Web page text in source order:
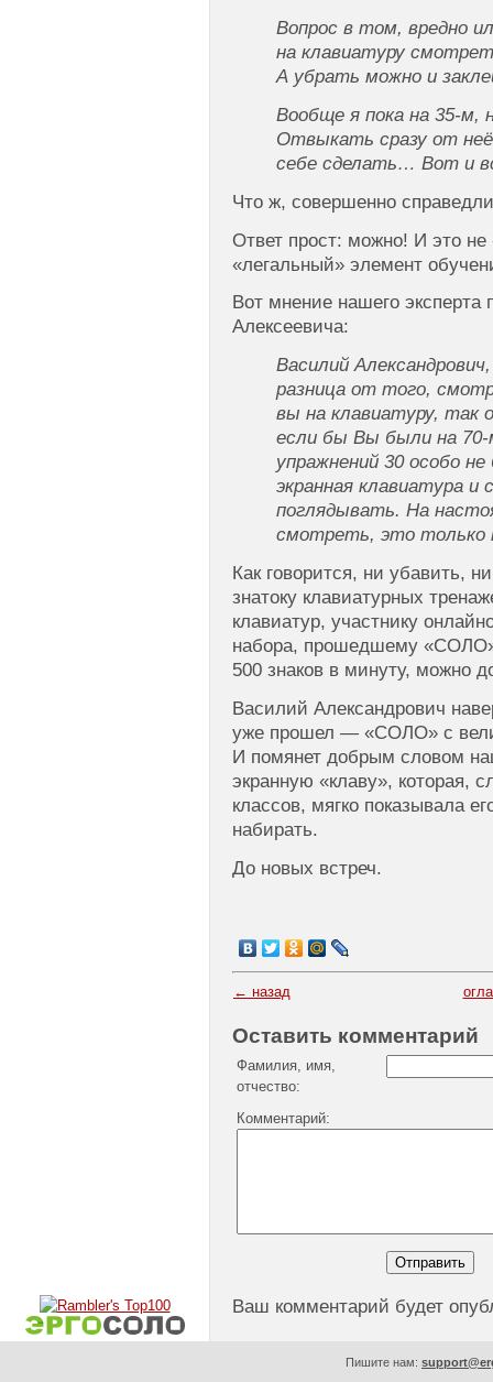
Вопрос в том, вредно
на клавиатуру
А убрать можно и
Вообще я пока на 35-
Отвыкать сразу от
себе сделать… Вот и
Что ж, совершенно
Ответ прост: можно! И это
«легальный» элемент
Вот мнение нашего эксперта
Алексеевича:
Василий
разница от того,
вы на клавиатуру, так
если бы Вы были на
упражнений 30 особо
экранная клавиатура и
поглядывать. На
смотреть, это только
Как говорится, ни убавить,
знатоку клавиатурных
клавиатур, участнику
набора, прошедшему
500 знаков в минуту, можно
Василий Александрович
уже прошел — «СОЛО» с
И помянет добрым словом
экранную «клаву», которая,
классов, мягко показывала
набирать.
До новых встреч.
← назад
Оставить комментарий
Фамилия, имя,
отчество:
Комментарий:
Ваш комментарий будет
Пишите нам: